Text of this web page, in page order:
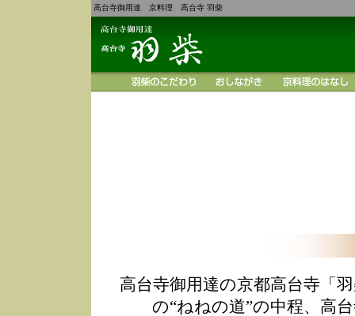
高台寺御用達 京料理 高台寺 羽柴
高台寺御用達の京都高台寺「
の“ねねの道”の中程、高